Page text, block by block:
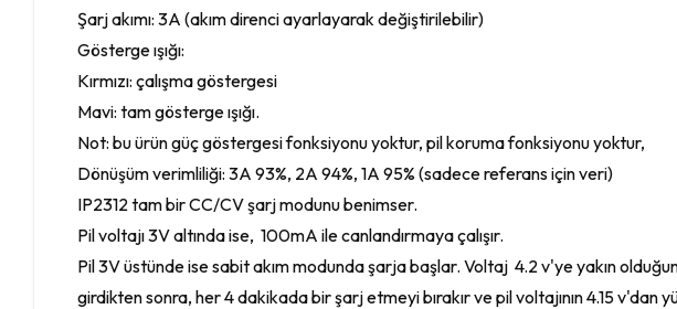
Şarj akımı: 3A (akım direnci ayarlayarak değiştirilebilir)
Gösterge ışığı:
Kırmızı: çalışma göstergesi
Mavi: tam gösterge ışığı.
Not: bu ürün güç göstergesi fonksiyonu yoktur, pil koruma fonksiyonu yoktur,
Dönüşüm verimliliği: 3A 93%, 2A 94%, 1A 95% (sadece referans için veri)
IP2312 tam bir CC/CV şarj modunu benimser.
Pil voltajı 3V altında ise, 100mA ile canlandırmaya çalışır.
Pil 3V üstünde ise sabit akım modunda şarja başlar. Voltaj 4.2 v'ye yakın
girdikten sonra, her 4 dakikada bir şarj etmeyi bırakır ve pil voltajının 4.15 v'dan